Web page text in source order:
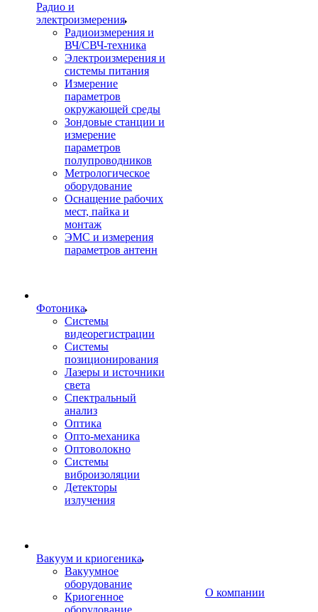
Радио и
электроизмерения
Радиоизмерения и
ВЧ/СВЧ-техника
Электроизмерения и
системы питания
Измерение
параметров
окружающей среды
Зондовые станции и
измерение
параметров
полупроводников
Метрологическое
оборудование
Оснащение рабочих
мест, пайка и
монтаж
ЭМС и измерения
параметров антенн
Фотоника
Cистемы
видеорегистрации
Системы
позиционирования
Лазеры и источники
света
Спектральный
анализ
Оптика
Опто-механика
Оптоволокно
Системы
виброизоляции
Детекторы
излучения
Вакуум и криогеника
Вакуумное
оборудование
Криогенное
оборудование
О компании